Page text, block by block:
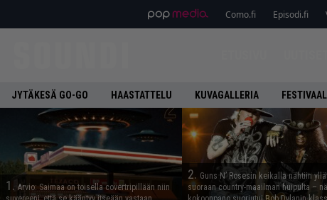
Como.fi Episodi.fi
JYTÄKESÄ GO-GO HAASTATTELU KUVAGALLERIA
1. Arvio: Saimaa on toisella covertripillään niin
2. Guns N’ Rosesin keikalla nähtiin
suoraan country-maailman huipulta –